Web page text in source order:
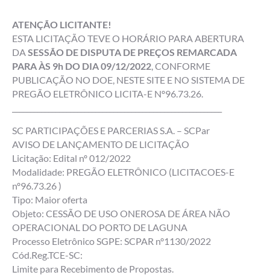
ATENÇÃO LICITANTE!
ESTA LICITAÇÃO TEVE O HORÁRIO PARA ABERTURA
DASESSÃO DE DISPUTA DE PREÇOS REMARCADA
PARA ÀS 9h DO DIA 09/12/2022, CONFORME
PUBLICAÇÃO NO DOE, NESTE SITE E NO SISTEMA DE
PREGÃO ELETRÔNICO LICITA-E Nº96.73.26.
SC PARTICIPAÇÕES E PARCERIAS S.A. – SCPar
AVISO DE LANÇAMENTO DE LICITAÇÃO
Licitação: Edital nº 012/2022
Modalidade: PREGÃO ELETRÔNICO (LICITACOES-E
nº96.73.26 )
Tipo: Maior oferta
Objeto: CESSÃO DE USO ONEROSA DE ÁREA NÃO
OPERACIONAL DO PORTO DE LAGUNA
Processo Eletrônico SGPE: SCPAR n°1130/2022
Cód.Reg.TCE-SC:
Limite para Recebimento de Propostas.